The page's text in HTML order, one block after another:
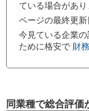
ている場合があり
ページの最終更
今見ている企業
ために格安で 財
同業種で総合評価